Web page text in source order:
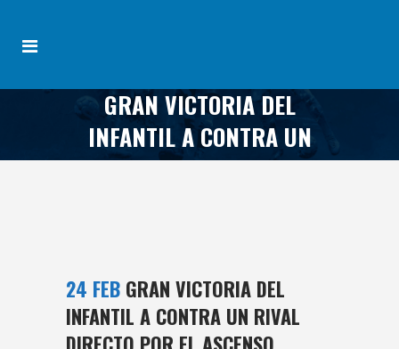
GRAN VICTORIA DEL
INFANTIL A CONTRA UN
RIVAL DIRECTO POR EL
24 FEB GRAN VICTORIA DEL
INFANTIL A CONTRA UN RIVAL
DIRECTO POR EL ASCENSO